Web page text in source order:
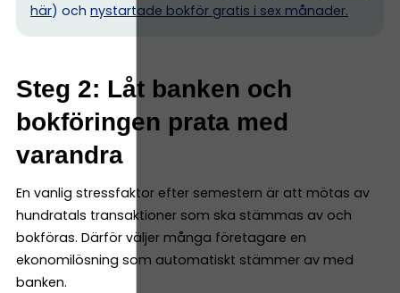
här) och nystartade bokför gratis i sex månader.
Steg 2: Låt banken och
bokföringen prata med
varandra
En vanlig stressfaktor efter semestern är att mötas av
hundratals transaktioner som ska stämmas av och
bokföras. Därför väljer många företagare en
ekonomilösning som automatiskt stämmer av med
banken.